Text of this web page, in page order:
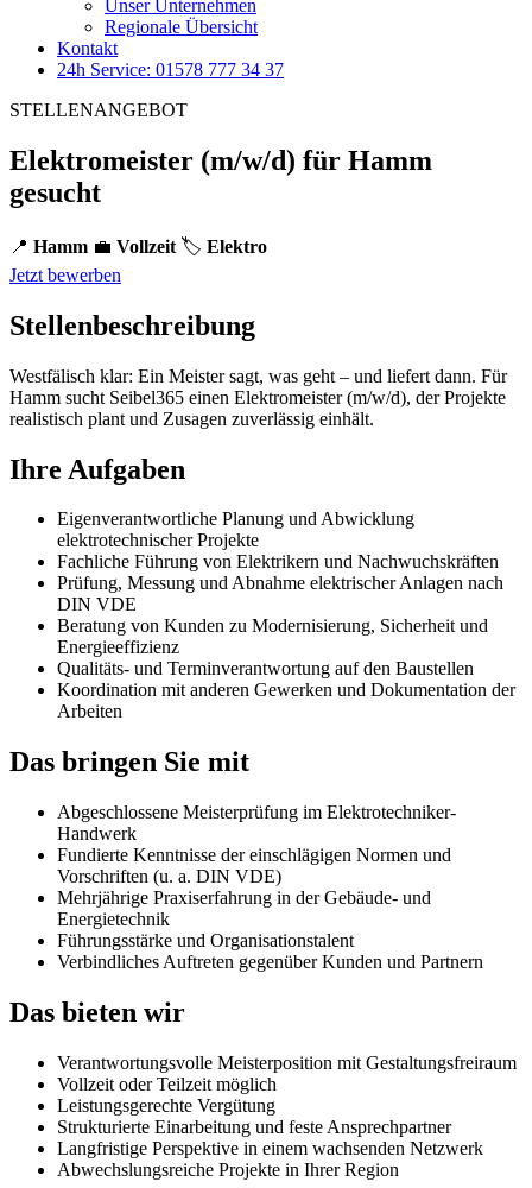
Unser Unternehmen
Regionale Übersicht
Kontakt
24h Service: 01578 777 34 37
STELLENANGEBOT
Elektromeister (m/w/d) für Hamm
gesucht
📍 Hamm 💼 Vollzeit 🏷️ Elektro
Jetzt bewerben
Stellenbeschreibung
Westfälisch klar: Ein Meister sagt, was geht – und liefert dann. Für
Hamm sucht Seibel365 einen Elektromeister (m/w/d), der Projekte
realistisch plant und Zusagen zuverlässig einhält.
Ihre Aufgaben
Eigenverantwortliche Planung und Abwicklung
elektrotechnischer Projekte
Fachliche Führung von Elektrikern und Nachwuchskräften
Prüfung, Messung und Abnahme elektrischer Anlagen nach
DIN VDE
Beratung von Kunden zu Modernisierung, Sicherheit und
Energieeffizienz
Qualitäts- und Terminverantwortung auf den Baustellen
Koordination mit anderen Gewerken und Dokumentation der
Arbeiten
Das bringen Sie mit
Abgeschlossene Meisterprüfung im Elektrotechniker-
Handwerk
Fundierte Kenntnisse der einschlägigen Normen und
Vorschriften (u. a. DIN VDE)
Mehrjährige Praxiserfahrung in der Gebäude- und
Energietechnik
Führungsstärke und Organisationstalent
Verbindliches Auftreten gegenüber Kunden und Partnern
Das bieten wir
Verantwortungsvolle Meisterposition mit Gestaltungsfreiraum
Vollzeit oder Teilzeit möglich
Leistungsgerechte Vergütung
Strukturierte Einarbeitung und feste Ansprechpartner
Langfristige Perspektive in einem wachsenden Netzwerk
Abwechslungsreiche Projekte in Ihrer Region